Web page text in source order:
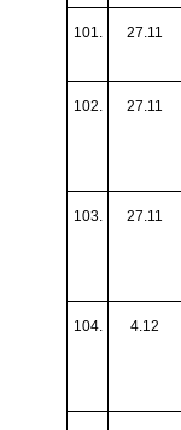
101. 27.11
102. 27.11
103. 27.11
104. 4.12